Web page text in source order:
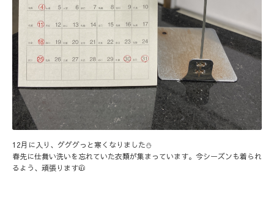
12月に入り、グググっと寒くなりました⛄️
春先に仕舞い洗いを忘れていた衣類が集まっています。今シーズンも着られ
るよう、頑張ります🧥